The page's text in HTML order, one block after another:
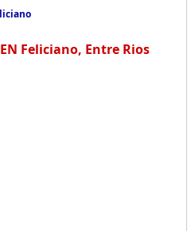
Feliciano, Entre Rios